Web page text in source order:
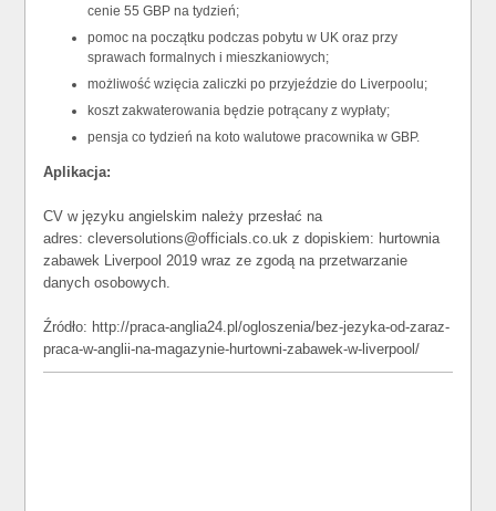
cenie 55 GBP na tydzień;
pomoc na początku podczas pobytu w UK oraz przy
sprawach formalnych i mieszkaniowych;
możliwość wzięcia zaliczki po przyjeździe do Liverpoolu;
koszt zakwaterowania będzie potrącany z wypłaty;
pensja co tydzień na koto walutowe pracownika w GBP.
Aplikacja:
CV w języku angielskim należy przesłać na
adres: cleversolutions@officials.co.uk z dopiskiem: hurtownia
zabawek Liverpool 2019 wraz ze zgodą na przetwarzanie
danych osobowych.
Źródło: http://praca-anglia24.pl/ogloszenia/bez-jezyka-od-zaraz-
praca-w-anglii-na-magazynie-hurtowni-zabawek-w-liverpool/